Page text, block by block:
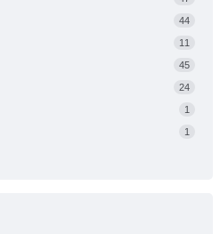
44
11
45
24
1
1